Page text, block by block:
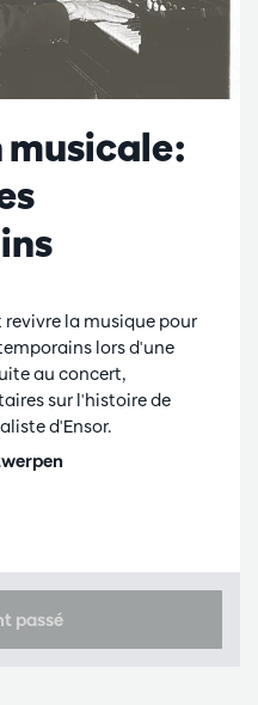
la musique pour
lors d'une
au concert,
sur l'histoire de
d'Ensor.
passé